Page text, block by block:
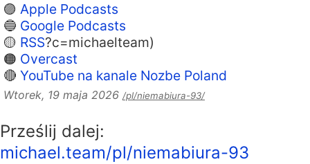
🟣 Apple Podcasts
🔵 Google Podcasts
🟡 RSS?c=michaelteam)
🟠 Overcast
🔴 YouTube na kanale Nozbe Poland
Wtorek, 19 maja 2026 /pl/niemabiura-93/
Prześlij dalej:
michael.team/pl/niemabiura-93